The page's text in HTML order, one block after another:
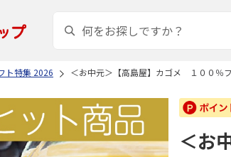
ト特集 2026 ＜お中元＞【高島屋】カゴメ １００％
＜お